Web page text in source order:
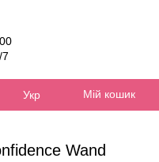
Укр Мій кошик
Wand